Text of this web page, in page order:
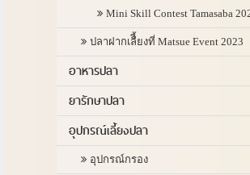
Mini Skill Contest Tamasaba
ปลาฝากเลืี้ยงที่ Matsue Event 2023
อาหารปลา
ยารักษาปลา
อุปกรณ์เลี้ยงปลา
อุปกรณ์กรอง